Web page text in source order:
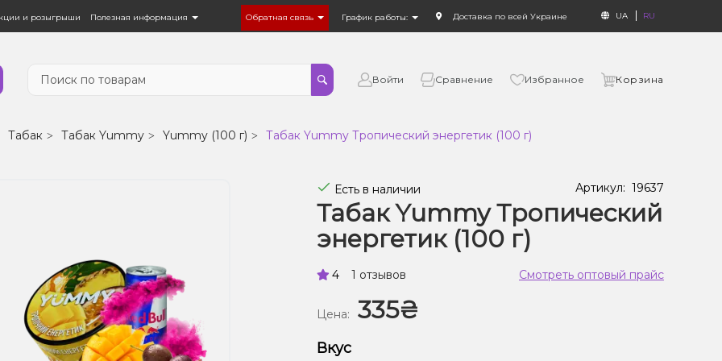
и розыгрыши Полезная информация Обратная связь График работы: Доставка по всей Украине UA RU
Войти Сравнение Избранное Корзина
Табак Табак Yummy Yummy (100 г) Табак Yummy Тропический энергетик (100 г)
Есть в наличии Артикул: 19637
Табак Yummy Тропический
энергетик (100 г)
4 1 отзывов Смотреть оптовый прайс
Цена: 335₴
Вкус